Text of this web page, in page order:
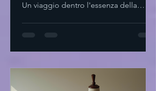
Un viaggio dentro l'essenza della
L'accademia di moda innovativa: un